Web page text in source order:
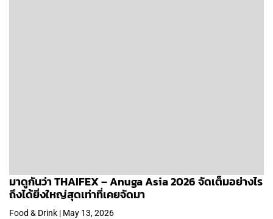
มาดูกันว่า THAIFEX – Anuga Asia 2026 จัดเต็มอย่างไร
ถึงได้ยิ่งใหญ่สุดเท่าที่เคยจัดมา
Food & Drink | May 13, 2026